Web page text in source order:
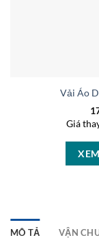
Vải Áo
Giá
MÔ TẢ VẬN